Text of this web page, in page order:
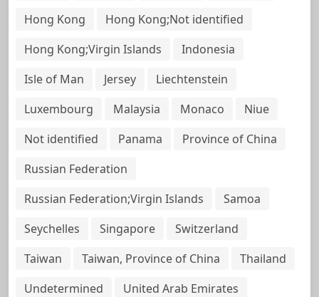
Hong Kong
Hong Kong;Not identified
Hong Kong;Virgin Islands
Indonesia
Isle of Man
Jersey
Liechtenstein
Luxembourg
Malaysia Monaco
Niue
Not identified
Panama
Province of China
Russian Federation
Russian Federation;Virgin Islands
Samoa
Seychelles
Singapore
Switzerland
Taiwan
Taiwan, Province of China
Thailand
Undetermined
United Arab Emirates